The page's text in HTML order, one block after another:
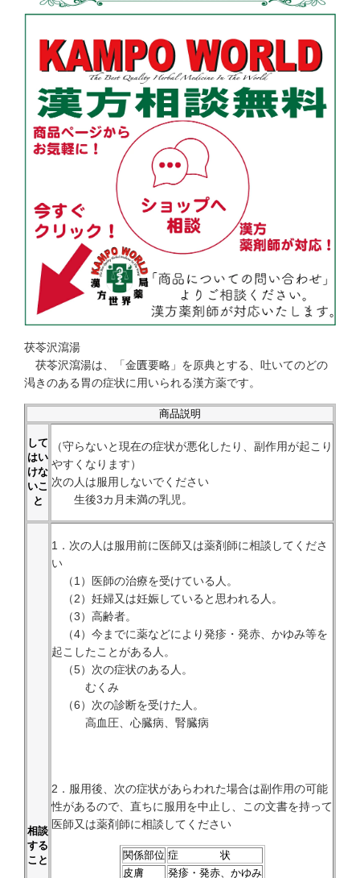
茯苓沢瀉湯
茯苓沢瀉湯は、「金匱要略」を原典とする、吐いてのどの
渇きのある胃の症状に用いられる漢方薬です。
商品説明
して
はい
けな
いこ
と
（守らないと現在の症状が悪化したり、副作用が起こり
やすくなります）
次の人は服用しないでください
生後3カ月未満の乳児。
相談
する
こと
1．次の人は服用前に医師又は薬剤師に相談してくださ
い
（1）医師の治療を受けている人。
（2）妊婦又は妊娠していると思われる人。
（3）高齢者。
（4）今までに薬などにより発疹・発赤、かゆみ等を
起こしたことがある人。
（5）次の症状のある人。
むくみ
（6）次の診断を受けた人。
高血圧、心臓病、腎臓病
2．服用後、次の症状があらわれた場合は副作用の可能
性があるので、直ちに服用を中止し、この文書を持って
医師又は薬剤師に相談してください
関係部位 症 状
皮膚
発疹・発赤、かゆみ